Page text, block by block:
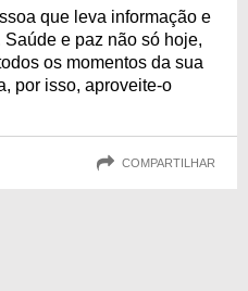
que leva informação e
e paz não só hoje,
os momentos da sua
por isso, aproveite-o
COMPARTILHAR